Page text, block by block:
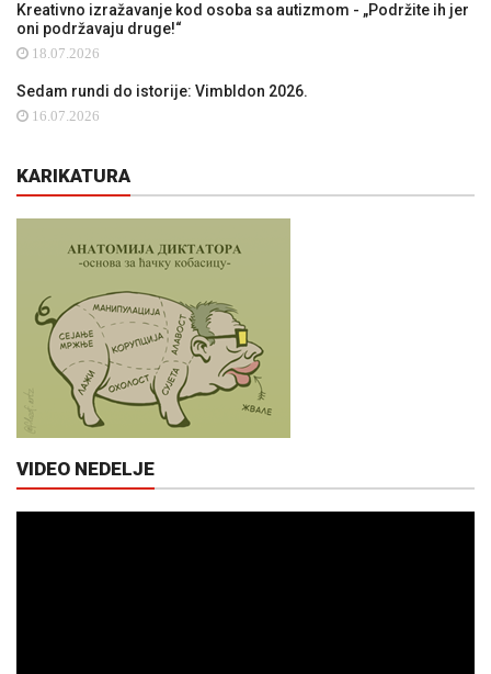
Kreativno izražavanje kod osoba sa autizmom - „Podržite ih jer
oni podržavaju druge!“
18.07.2026
Sedam rundi do istorije: Vimbldon 2026.
16.07.2026
KARIKATURA
VIDEO NEDELJE